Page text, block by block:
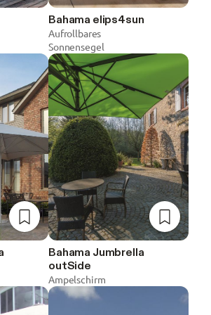
Glasdächer
Markisen
Sonnenschirme
Markisen
Markisen
clever
Bahama elips4sun
Aufrollbares
Sonnensegel
zur Merkliste hinzufügen zur
Bahama Jumbrella
outSide
Ampelschirm